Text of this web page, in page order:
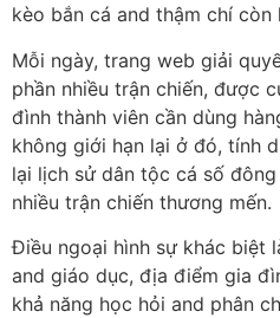
kèo bắn cá and thậm chí còn
Mỗi ngày, trang web giải
phần nhiều trận chiến, được
đình thành viên cần dùng
không giới hạn lại ở đó, tính
lại lịch sử dân tộc cá số
nhiều trận chiến thương mến.
Điều ngoại hình sự khác biệt
and giáo dục, địa điểm gia
khả năng học hỏi and phân